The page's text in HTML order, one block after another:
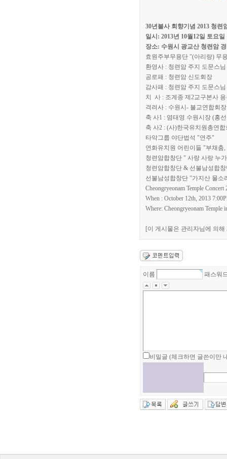
30년불사 회향기념 2013 청련
일시: 2013년 10월12일 토요일
장소: 수원시 광교산 청련암
효원주부무용단 "(아리랑) 무
환영사 : 청련암 주지 도문스님
공로패 : 청련암 신도회장
감사패 : 청련암 주지 도문스님
치 사 : 조계종 제2교구본사
격려사 : 수원시- 불교연합회
축 사1 : 염태영 수원시장 (홍
축 사2 : (사)한국유치원총연
타악그룹 야단법석 "연주"
연화유치원 어린이들 "부채춤
청련암합창단 " 사랑 사랑 누
청련암합창단 & 선불남성합
선불남성합창단 "가지산 물소
Cheongryeonam Temple Concert
When : October 12th, 2013
Where: Cheongryeonam Temple
[이 게시물은 관리자님에 의해
이름 패스워
비밀글 (체크하면 글쓴이만